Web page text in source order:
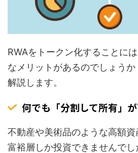
RWAをトークン化することに
なメリットがあるのでしょう
解説します。
何でも「分割して所有」
不動産や美術品のような高額
富裕層しか投資できませんでし